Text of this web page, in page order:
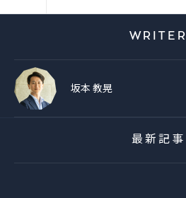
WRITER
坂本 教晃
最新記事